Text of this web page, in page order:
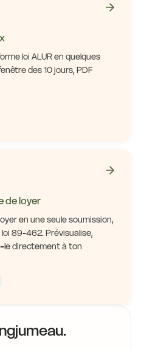
loi ALUR en quelques
des 10 jours, PDF
de loyer
en une seule soumission,
89-462. Prévisualise,
le directement à ton